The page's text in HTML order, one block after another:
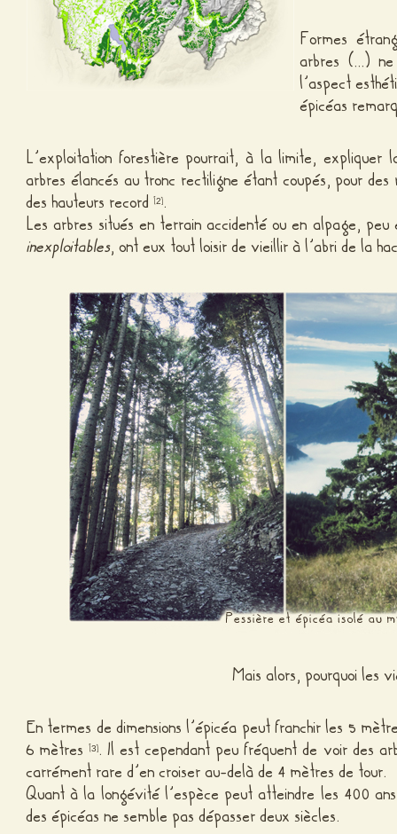
Formes
arbres (…) ne
l’aspect
épicéas
L’exploitation forestière pourrait, à la limite, expliquer
arbres élancés au tronc rectiligne étant coupés, pour
des hauteurs record[2].
Les arbres situés en terrain accidenté ou en alpage,
inexploitables, ont eux tout loisir de vieillir à l’abri de la
Mais alors, pourquoi les
En termes de dimensions l’épicéa peut franchir les 5
6 mètres[3]. Il est cependant peu fréquent de voir des
carrément rare d’en croiser au-delà de 4 mètres de tour.
Quant à la longévité l’espèce peut atteindre les 400
des épicéas ne semble pas dépasser deux siècles.